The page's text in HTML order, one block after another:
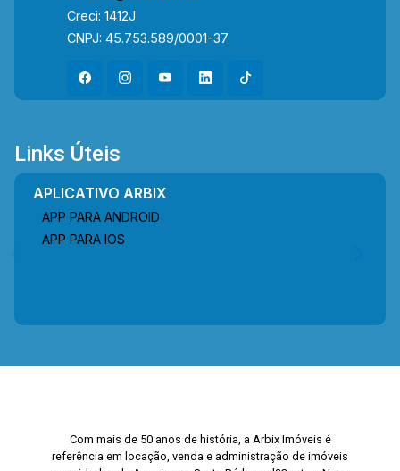
Creci: 1412J
CNPJ: 45.753.589/0001-37
Links Úteis
APLICATIVO ARBIX
APP PARA ANDROID
APP PARA IOS
Com mais de 50 anos de história, a Arbix Imóveis é
referência em locação, venda e administração de imóveis